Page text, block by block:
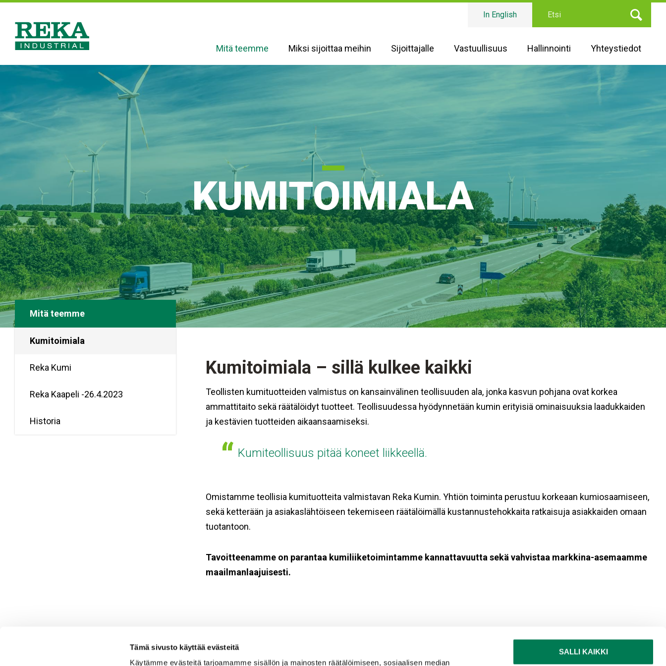
Tämä sivusto käyttää evästeitä
Käytämme evästeitä tarjoamamme sisällön ja mainosten räätälöimiseen, sosiaalisen median
SALLI KAIKKI
pääsisältöön
Industrial
In English
Mitä teemme Miksi sijoittaa meihin Sijoittajalle Vastuullisuus Hallinnointi Yhteystiedot
KUMITOIMIALA
Kumitoimiala – sillä kulkee kaikki
Teollisten kumituotteiden valmistus on kansainvälinen teollisuuden ala, jonka kasvun pohjana ovat korkea
ammattitaito sekä räätälöidyt tuotteet. Teollisuudessa hyödynnetään kumin erityisiä ominaisuuksia laadukkaiden
ja kestävien tuotteiden aikaansaamiseksi.
Kumiteollisuus pitää koneet liikkeellä.
Omistamme teollisia kumituotteita valmistavan Reka Kumin. Yhtiön toiminta perustuu korkeaan kumiosaamiseen,
sekä ketterään ja asiakaslähtöiseen tekemiseen räätälöimällä kustannustehokkaita ratkaisuja asiakkaiden omaan
tuotantoon.
Tavoitteenamme on parantaa kumiliiketoimintamme kannattavuutta sekä vahvistaa markkina-asemaamme
maailmanlaajuisesti.
Mitä teemme
Kumitoimiala
Reka Kumi
Reka Kaapeli -26.4.2023
Historia